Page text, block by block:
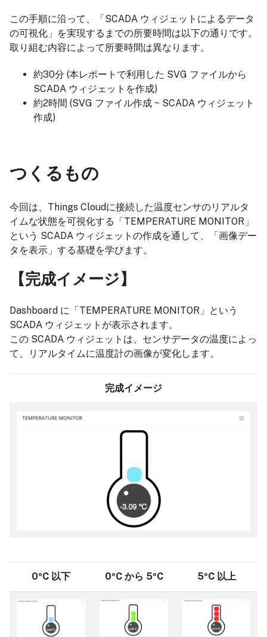
この手順に沿って、「SCADA ウィジェットによるデータ
の可視化」を実現するまでの所要時間は以下の通りです。
取り組む内容によって所要時間は異なります。
約30分 (本レポートで利用した SVG ファイルから
SCADA ウィジェットを作成)
約2時間 (SVG ファイル作成 ~ SCADA ウィジェット
作成)
つくるもの
今回は、Things Cloudに接続した温度センサのリアルタ
イムな状態を可視化する「TEMPERATURE MONITOR」
という SCADA ウィジェットの作成を通して、「画像デー
タを表示」する基礎を学びます。
【完成イメージ】
Dashboard に「TEMPERATURE MONITOR」という
SCADA ウィジェットが表示されます。
この SCADA ウィジェットは、センサデータの温度によっ
て、リアルタイムに温度計の画像が変化します。
完成イメージ
0ºC 以下 0ºC から 5ºC 5ºC 以上